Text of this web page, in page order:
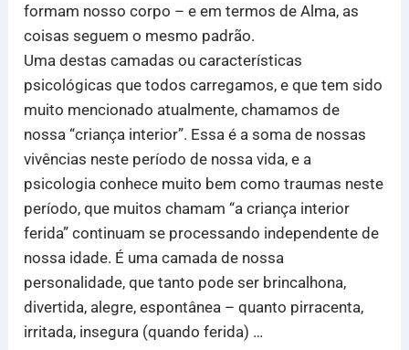
formam nosso corpo – e em termos de Alma, as
coisas seguem o mesmo padrão.
Uma destas camadas ou características
psicológicas que todos carregamos, e que tem sido
muito mencionado atualmente, chamamos de
nossa “criança interior”. Essa é a soma de nossas
vivências neste período de nossa vida, e a
psicologia conhece muito bem como traumas neste
período, que muitos chamam “a criança interior
ferida” continuam se processando independente de
nossa idade. É uma camada de nossa
personalidade, que tanto pode ser brincalhona,
divertida, alegre, espontânea – quanto pirracenta,
irritada, insegura (quando ferida) …